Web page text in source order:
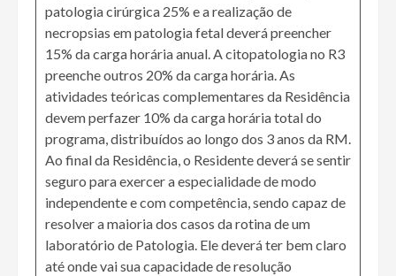
patologia cirúrgica 25% e a realização de
necropsias em patologia fetal deverá preencher
15% da carga horária anual. A citopatologia no R3
preenche outros 20% da carga horária. As
atividades teóricas complementares da Residência
devem perfazer 10% da carga horária total do
programa, distribuídos ao longo dos 3 anos da RM.
Ao final da Residência, o Residente deverá se sentir
seguro para exercer a especialidade de modo
independente e com competência, sendo capaz de
resolver a maioria dos casos da rotina de um
laboratório de Patologia. Ele deverá ter bem claro
até onde vai sua capacidade de resolução